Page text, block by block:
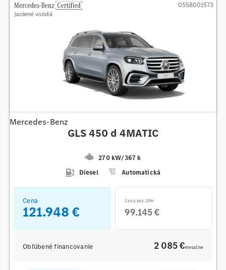
Mercedes-Benz
GLS 450 d 4MATIC
270 kW/367 k
Diesel
Automatická
0558001573
Cena
121.948 €
Cena bez DPH
99.145 €
Obľúbené financovanie 2 085 €mesačne